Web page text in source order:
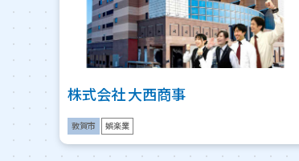
株式会社 大西商事
敦賀市 娯楽業